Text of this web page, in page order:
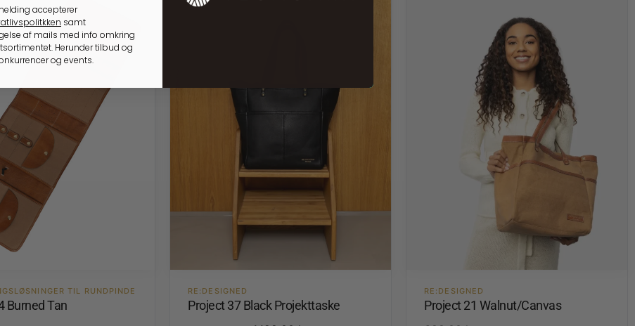
TIL RUNDPINDE
Burned Tan
RE:DESIGNED
Project 37 Black Projekttaske
RE:DESIGNED
Project 21 Walnut/Canvas
accepterer
samt
af mails med info omkring
Herunder tilbud og
og events.